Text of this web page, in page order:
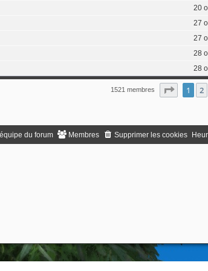
20
27
27
28
28
1521 membres Page1 2
Supprimer les cookies
Membres
du forum